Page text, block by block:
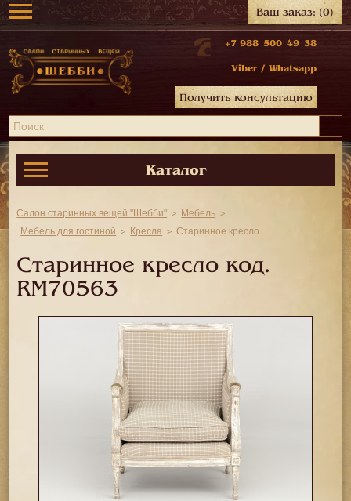
Ваш заказ:(0)
+7 988 500 49 38
Viber / Whatsapp
Получить консультацию
Каталог
Салон старинных вещей "Шебби"
Мебель
Мебель для гостиной
Кресла Старинное кресло
Старинное кресло код.
RM70563